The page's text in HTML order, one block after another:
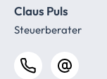
Claus Puls
Steuerberater